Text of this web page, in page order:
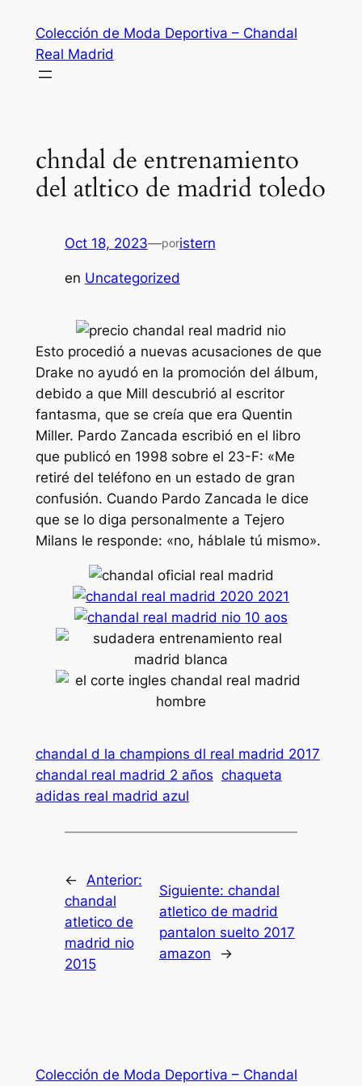
contenido
Colección de Moda Deportiva – Chandal
Real Madrid
chndal de entrenamiento
del atltico de madrid toledo
Oct 18, 2023—poristern
en Uncategorized
Esto procedió a nuevas acusaciones de que
Drake no ayudó en la promoción del álbum,
debido a que Mill descubrió al escritor
fantasma, que se creía que era Quentin
Miller. Pardo Zancada escribió en el libro
que publicó en 1998 sobre el 23-F: «Me
retiré del teléfono en un estado de gran
confusión. Cuando Pardo Zancada le dice
que se lo diga personalmente a Tejero
Milans le responde: «no, háblale tú mismo».
chandal d la champions dl real madrid 2017
chandal real madrid 2 años chaqueta
adidas real madrid azul
←
Anterior:
chandal
atletico de
madrid nio
2015
Siguiente: chandal
atletico de madrid
pantalon suelto 2017
amazon
→
Colección de Moda Deportiva – Chandal